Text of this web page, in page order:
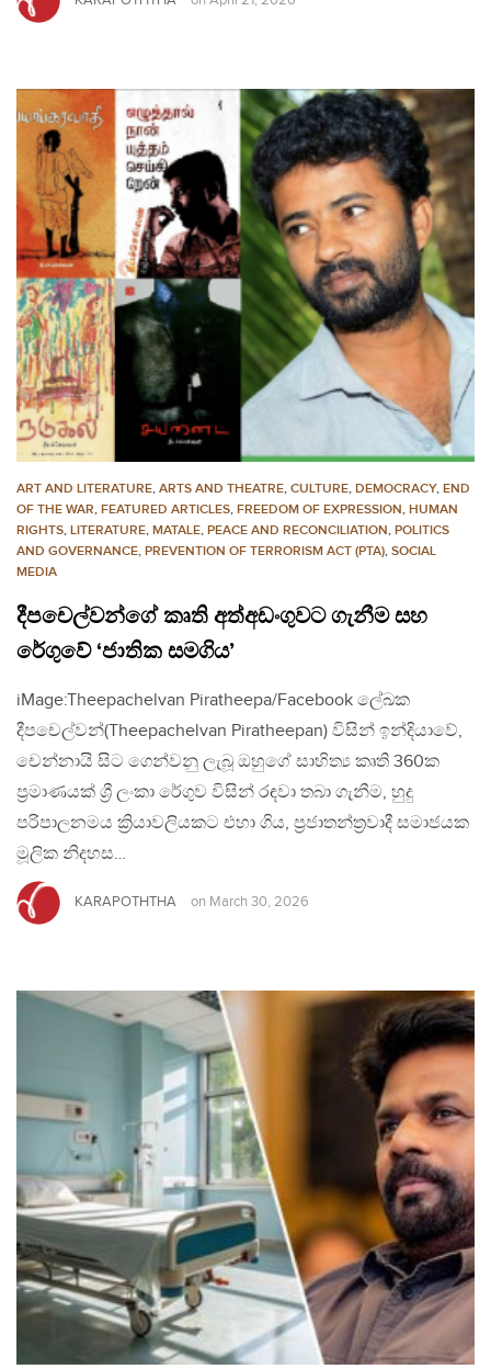
ART AND LITERATURE, ARTS AND THEATRE, CULTURE, DEMOCRACY, END
OF THE WAR, FEATURED ARTICLES, FREEDOM OF EXPRESSION, HUMAN
RIGHTS, LITERATURE, MATALE, PEACE AND RECONCILIATION, POLITICS
AND GOVERNANCE, PREVENTION OF TERRORISM ACT (PTA), SOCIAL
MEDIA
දීපචෙල්වන්ගේ කෘති අත්අඩංගුවට ගැනීම සහ
රේගුවේ ‘ජාතික සමගිය’
iMage:Theepachelvan Piratheepa/Facebook ලේඛක
දීපචෙල්වන්(Theepachelvan Piratheepan) විසින් ඉන්දියාවේ,
චෙන්නායි සිට ගෙන්වනු ලැබූ ඔහුගේ සාහිත්‍ය කෘති 360ක
ප්‍රමාණයක් ශ්‍රී ලංකා රේගුව විසින් රඳවා තබා ගැනීම, හුදු
පරිපාලනමය ක්‍රියාවලියකට එහා ගිය, ප්‍රජාතන්ත්‍රවාදී සමාජයක
මූලික නිදහස…
KARAPOTHTHA on March 30, 2026